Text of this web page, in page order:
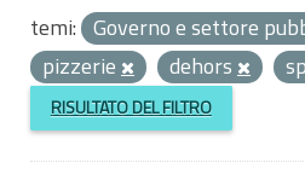
temi: Governo e settore
pizzerie
dehors
RISULTATO DEL FILTRO